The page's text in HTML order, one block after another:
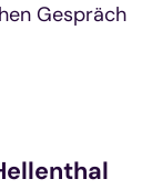
Gespräch